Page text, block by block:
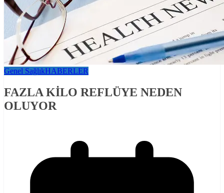
Genel SağlıkHABERLER
FAZLA KİLO REFLÜYE NEDEN
OLUYOR